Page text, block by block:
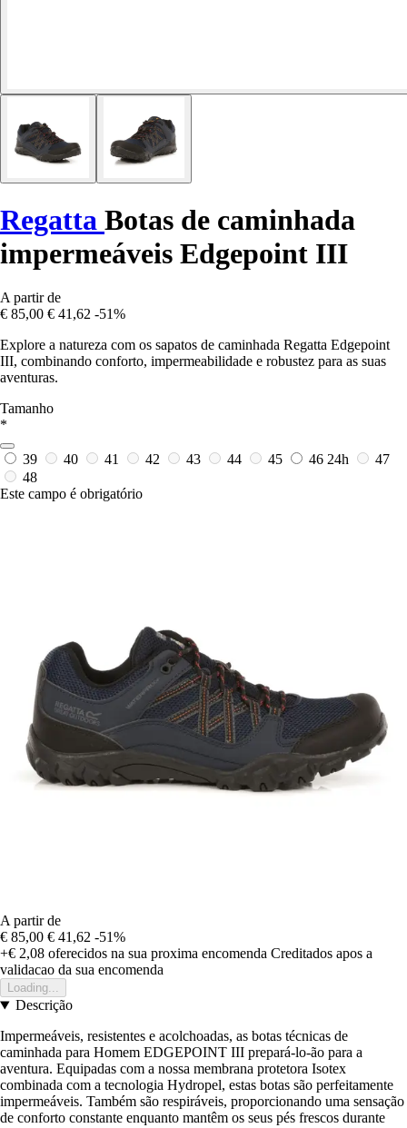
Regatta Botas de caminhada
impermeáveis Edgepoint III
A partir de
€ 85,00 € 41,62 -51%
Explore a natureza com os sapatos de caminhada Regatta Edgepoint
III, combinando conforto, impermeabilidade e robustez para as suas
aventuras.
Tamanho
*
39 40 41 42 43 44 45 46 24h
47
48
Este campo é obrigatório
A partir de
€ 85,00 € 41,62 -51%
+€ 2,08 oferecidos na sua proxima encomenda Creditados apos a
validacao da sua encomenda
Loading...
Descrição
Impermeáveis, resistentes e acolchoadas, as botas técnicas de
caminhada para Homem EDGEPOINT III prepará-lo-ão para a
aventura. Equipadas com a nossa membrana protetora Isotex
combinada com a tecnologia Hydropel, estas botas são perfeitamente
impermeáveis. Também são respiráveis, proporcionando uma sensação
de conforto constante enquanto mantêm os seus pés frescos durante